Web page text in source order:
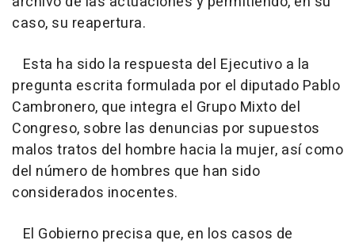
caso, su reapertura.
Esta ha sido la respuesta del Ejecutivo a la
pregunta escrita formulada por el diputado Pablo
Cambronero, que integra el Grupo Mixto del
Congreso, sobre las denuncias por supuestos
malos tratos del hombre hacia la mujer, así como
del número de hombres que han sido
considerados inocentes.
El Gobierno precisa que, en los casos de